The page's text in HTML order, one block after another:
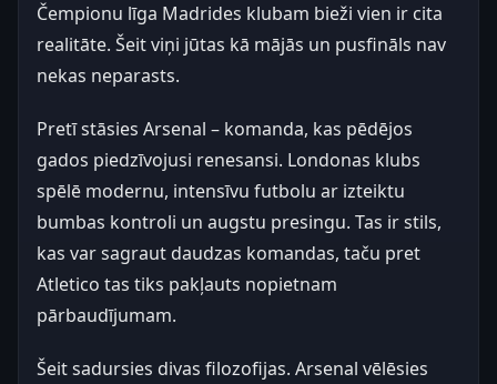
Čempionu līga Madrides klubam bieži vien ir cita
realitāte. Šeit viņi jūtas kā mājās un pusfināls nav
nekas neparasts.
Pretī stāsies Arsenal – komanda, kas pēdējos
gados piedzīvojusi renesansi. Londonas klubs
spēlē modernu, intensīvu futbolu ar izteiktu
bumbas kontroli un augstu presingu. Tas ir stils,
kas var sagraut daudzas komandas, taču pret
Atletico tas tiks pakļauts nopietnam
pārbaudījumam.
Šeit sadursies divas filozofijas. Arsenal vēlēsies